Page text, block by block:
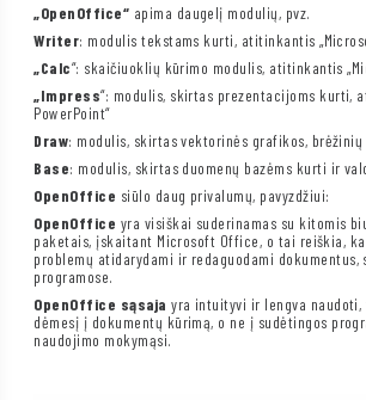
„OpenOffice“ apima daugelį modulių, pvz.
Writer: modulis tekstams kurti, atitinkantis
„Calc“: skaičiuoklių kūrimo modulis, atitinkantis
„Impress“: modulis, skirtas prezentacijoms kurti,
PowerPoint“
Draw: modulis, skirtas vektorinės grafikos,
Base: modulis, skirtas duomenų bazėms kurti ir
OpenOffice siūlo daug privalumų, pavyzdžiui:
OpenOffice yra visiškai suderinamas su kitomis
paketais, įskaitant Microsoft Office, o tai reiškia,
problemų atidarydami ir redaguodami dokumentus,
programose.
OpenOffice sąsaja yra intuityvi ir lengva
dėmesį į dokumentų kūrimą, o ne į sudėtingos
naudojimo mokymąsi.